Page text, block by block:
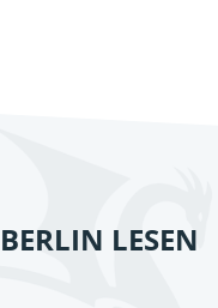
LESEN